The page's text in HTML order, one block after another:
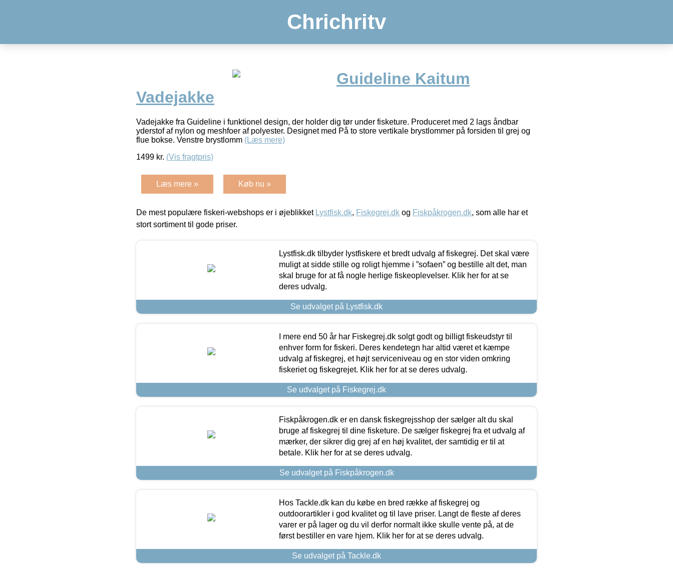
Chrichritv
Guideline Kaitum
Vadejakke
Vadejakke fra Guideline i funktionel design, der holder dig tør under fisketure. Produceret med 2 lags åndbar
yderstof af nylon og meshfoer af polyester. Designet med På to store vertikale brystlommer på forsiden til grej og
flue bokse. Venstre brystlomm (Læs mere)
1499 kr. (Vis fragtpris)
Læs mere » Køb nu »
De mest populære fiskeri-webshops er i øjeblikket Lystfisk.dk, Fiskegrej.dk og Fiskpåkrogen.dk, som alle har et
stort sortiment til gode priser.
Lystfisk.dk tilbyder lystfiskere et bredt udvalg af fiskegrej. Det skal være
muligt at sidde stille og roligt hjemme i ”sofaen” og bestille alt det, man
skal bruge for at få nogle herlige fiskeoplevelser. Klik her for at se
deres udvalg.
Se udvalget på Lystfisk.dk
I mere end 50 år har Fiskegrej.dk solgt godt og billigt fiskeudstyr til
enhver form for fiskeri. Deres kendetegn har altid været et kæmpe
udvalg af fiskegrej, et højt serviceniveau og en stor viden omkring
fiskeriet og fiskegrejet. Klik her for at se deres udvalg.
Se udvalget på Fiskegrej.dk
Fiskpåkrogen.dk er en dansk fiskegrejsshop der sælger alt du skal
bruge af fiskegrej til dine fisketure. De sælger fiskegrej fra et udvalg af
mærker, der sikrer dig grej af en høj kvalitet, der samtidig er til at
betale. Klik her for at se deres udvalg.
Se udvalget på Fiskpåkrogen.dk
Hos Tackle.dk kan du købe en bred række af fiskegrej og
outdoorartikler i god kvalitet og til lave priser. Langt de fleste af deres
varer er på lager og du vil derfor normalt ikke skulle vente på, at de
først bestiller en vare hjem. Klik her for at se deres udvalg.
Se udvalget på Tackle.dk